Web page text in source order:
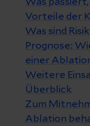
Vorteile der
Was sind
Prognose:
einer
Weitere
Überblick
Zum
Ablation